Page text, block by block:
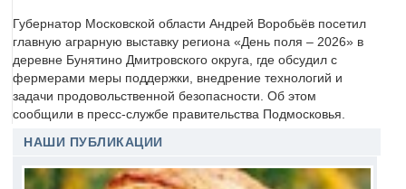
Губернатор Московской области Андрей Воробьёв посетил
главную аграрную выставку региона «День поля – 2026» в
деревне Бунятино Дмитровского округа, где обсудил с
фермерами меры поддержки, внедрение технологий и
задачи продовольственной безопасности. Об этом
сообщили в пресс-службе правительства Подмосковья.
НАШИ ПУБЛИКАЦИИ